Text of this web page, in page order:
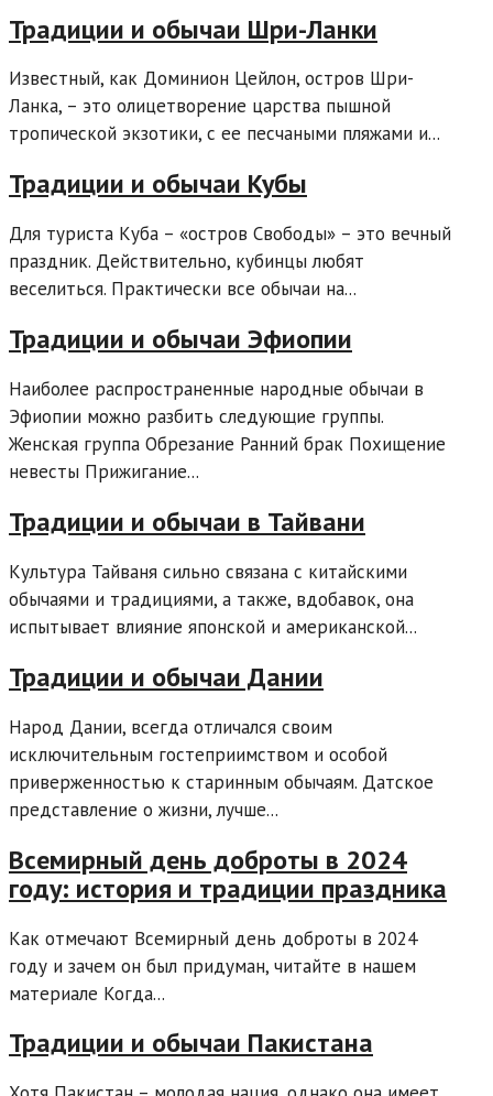
Традиции и обычаи Шри-Ланки
Известный, как Доминион Цейлон, остров Шри-
Ланка, – это олицетворение царства пышной
тропической экзотики, с ее песчаными пляжами и...
Традиции и обычаи Кубы
Для туриста Куба – «остров Свободы» – это вечный
праздник. Действительно, кубинцы любят
веселиться. Практически все обычаи на...
Традиции и обычаи Эфиопии
Наиболее распространенные народные обычаи в
Эфиопии можно разбить следующие группы.
Женская группа Обрезание Ранний брак Похищение
невесты Прижигание...
Традиции и обычаи в Тайвани
Культура Тайваня сильно связана с китайскими
обычаями и традициями, а также, вдобавок, она
испытывает влияние японской и американской...
Традиции и обычаи Дании
Народ Дании, всегда отличался своим
исключительным гостеприимством и особой
приверженностью к старинным обычаям. Датское
представление о жизни, лучше...
Всемирный день доброты в 2024
году: история и традиции праздника
Как отмечают Всемирный день доброты в 2024
году и зачем он был придуман, читайте в нашем
материале Когда...
Традиции и обычаи Пакистана